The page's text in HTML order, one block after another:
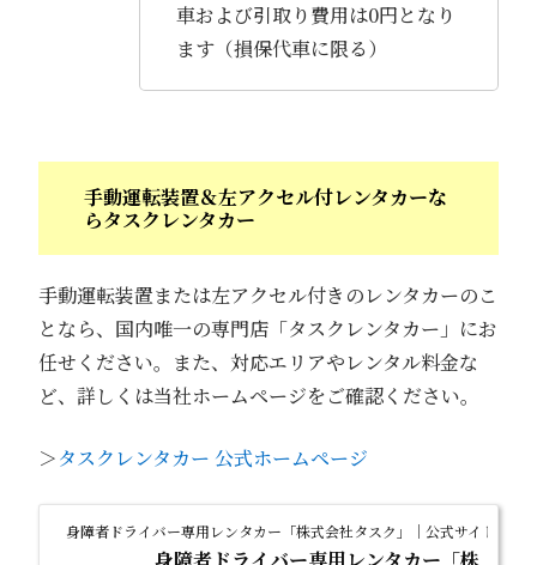
車および引取り費用は0円となり
ます（損保代車に限る）
手動運転装置＆左アクセル付レンタカーな
らタスクレンタカー
手動運転装置または左アクセル付きのレンタカーのこ
となら、国内唯一の専門店「タスクレンタカー」にお
任せください。また、対応エリアやレンタル料金な
ど、詳しくは当社ホームページをご確認ください。
＞タスクレンタカー 公式ホームページ
身障者ドライバー専用レンタカー「株式会社タスク」｜公式サイト｜